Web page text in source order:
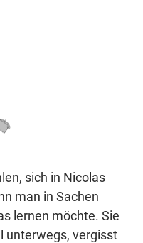
sich in Nicolas
man in Sachen
lernen möchte. Sie
unterwegs, vergisst